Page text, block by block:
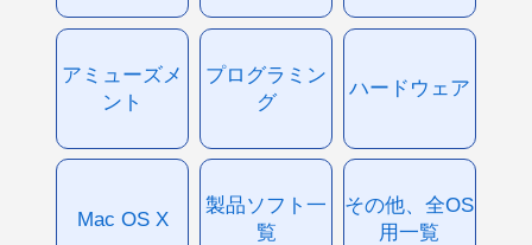
アミューズメ
ント
プログラミン
グ
ハードウェア
Mac OS X
製品ソフト一
覧
その他、全OS
用一覧